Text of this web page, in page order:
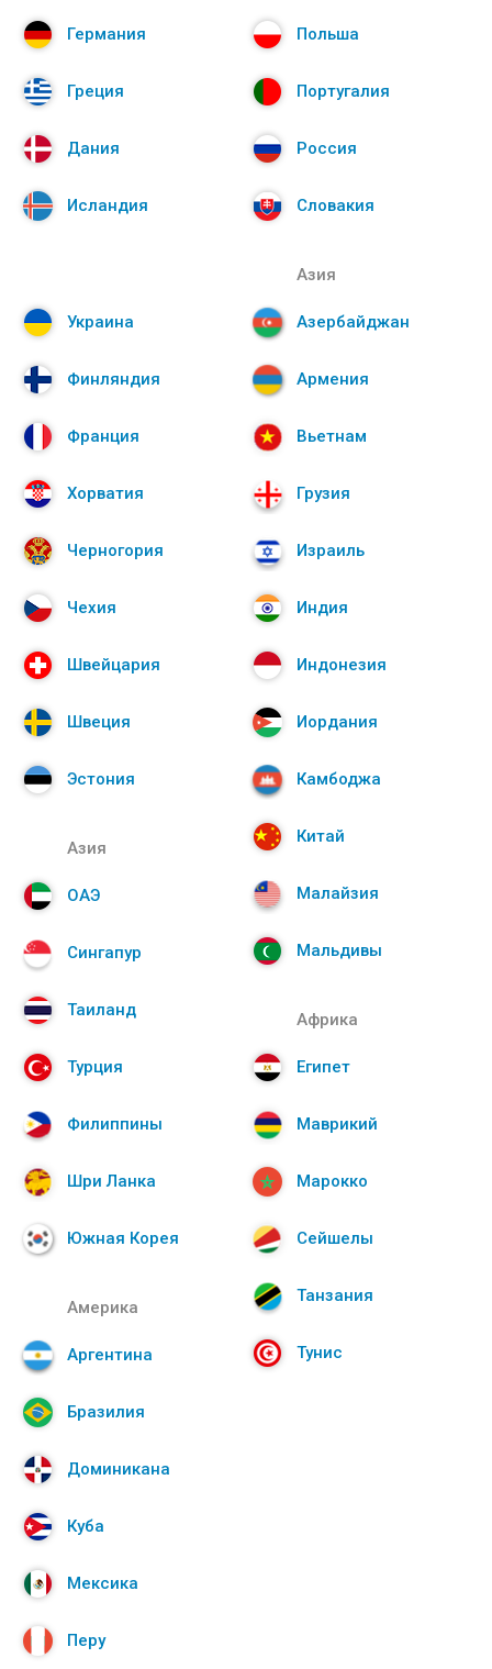
Германия
Греция
Дания
Исландия
Польша
Португалия
Россия
Словакия
Украина
Финляндия
Франция
Хорватия
Черногория
Чехия
Швейцария
Швеция
Эстония
Азия
Азербайджан
Армения
Вьетнам
Грузия
Израиль
Индия
Индонезия
Иордания
Камбоджа
Китай
Малайзия
Мальдивы
Азия
ОАЭ
Сингапур
Таиланд
Турция
Филиппины
Шри Ланка
Южная Корея
Африка
Египет
Маврикий
Марокко
Сейшелы
Танзания
Тунис
Америка
Аргентина
Бразилия
Доминикана
Куба
Мексика
Перу